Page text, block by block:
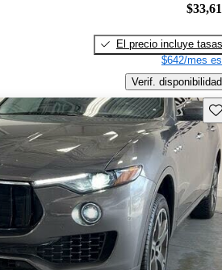
El precio incluye tasas
$642/mes
Verif. disponibilidad